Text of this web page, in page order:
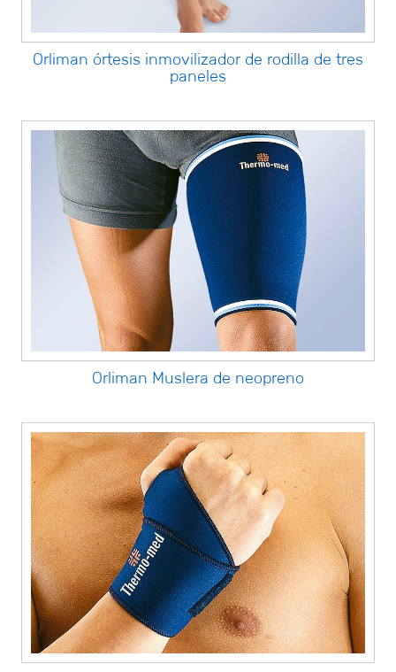
Orliman órtesis inmovilizador de rodilla de tres
paneles
Orliman Muslera de neopreno